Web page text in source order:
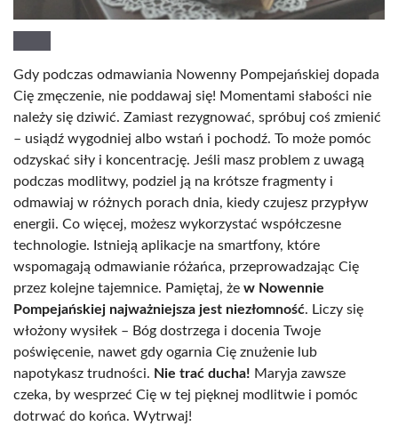
Gdy podczas odmawiania Nowenny Pompejańskiej dopada
Cię zmęczenie, nie poddawaj się! Momentami słabości nie
należy się dziwić. Zamiast rezygnować, spróbuj coś zmienić
– usiądź wygodniej albo wstań i pochodź. To może pomóc
odzyskać siły i koncentrację. Jeśli masz problem z uwagą
podczas modlitwy, podziel ją na krótsze fragmenty i
odmawiaj w różnych porach dnia, kiedy czujesz przypływ
energii. Co więcej, możesz wykorzystać współczesne
technologie. Istnieją aplikacje na smartfony, które
wspomagają odmawianie różańca, przeprowadzając Cię
przez kolejne tajemnice. Pamiętaj, że w Nowennie
Pompejańskiej najważniejsza jest niezłomność. Liczy się
włożony wysiłek – Bóg dostrzega i docenia Twoje
poświęcenie, nawet gdy ogarnia Cię znużenie lub
napotykasz trudności. Nie trać ducha! Maryja zawsze
czeka, by wesprzeć Cię w tej pięknej modlitwie i pomóc
dotrwać do końca. Wytrwaj!